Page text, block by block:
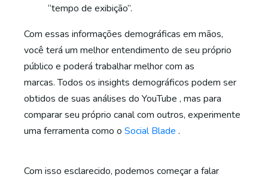
“tempo de exibição”.
Com essas informações demográficas em mãos,
você terá um melhor entendimento de seu próprio
público e poderá trabalhar melhor com as
marcas. Todos os insights demográficos podem ser
obtidos de suas análises do YouTube , mas para
comparar seu próprio canal com outros, experimente
uma ferramenta como o Social Blade .
Com isso esclarecido, podemos começar a falar